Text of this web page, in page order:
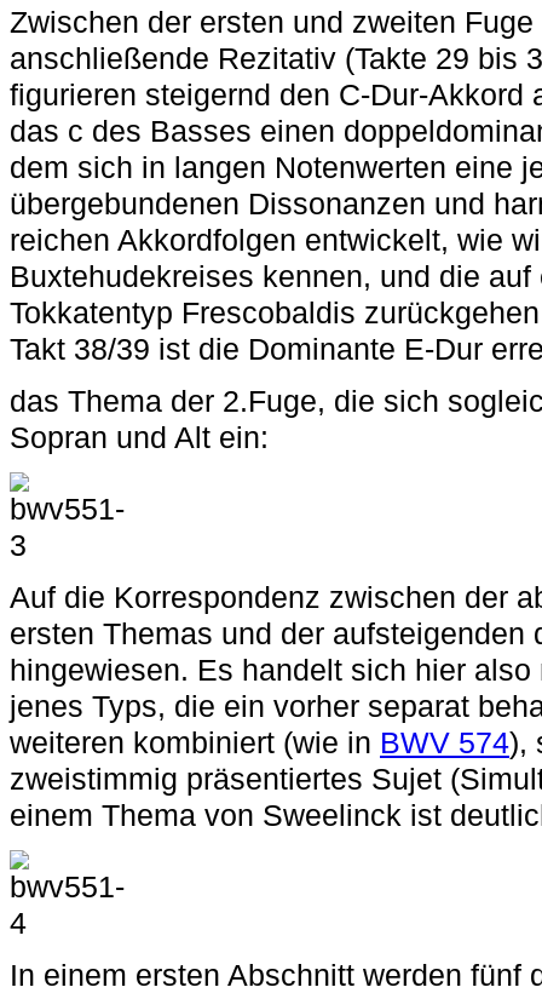
Zwischen der ersten und zweiten
anschließende Rezitativ (Takte 29 bis
figurieren steigernd den C-Dur-Akkord
das c des Basses einen
dem sich in langen Notenwerten eine
übergebundenen Dissonanzen und
reichen Akkordfolgen entwickelt, wie
Buxtehudekreises kennen, und die
Tokkatentyp Frescobaldis
Takt 38/39 ist die Dominante E-Dur
das Thema der 2.Fuge, die sich
Sopran und Alt ein:
Auf die Korrespondenz zwischen der
ersten Themas und der aufsteigenden
hingewiesen. Es handelt sich hier
jenes Typs, die ein vorher separat
weiteren kombiniert (wie in BWV 574),
zweistimmig präsentiertes Sujet
einem Thema von Sweelinck ist
In einem ersten Abschnitt werden fünf